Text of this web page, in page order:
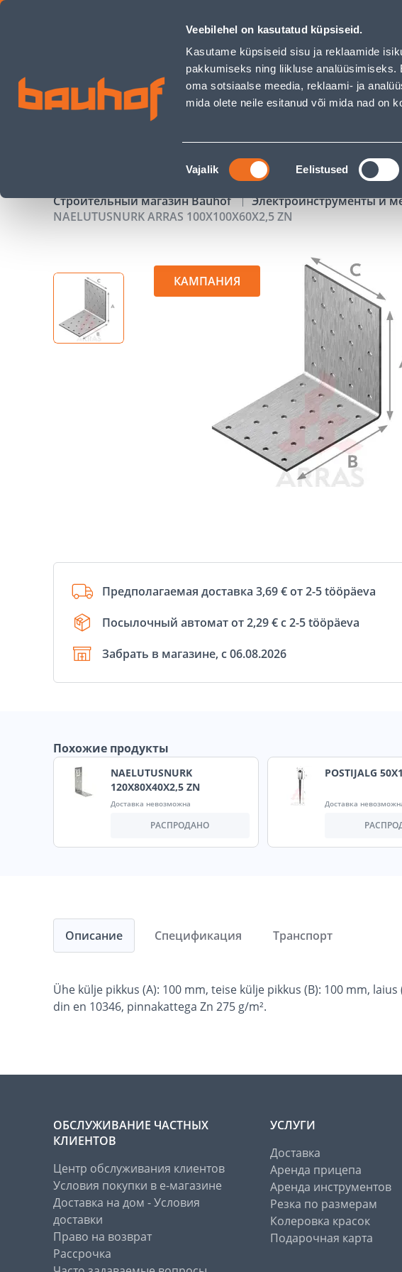
Veebilehel on kasutatud küpsiseid.
Kasutame küpsiseid sisu ja reklaamide
pakkumiseks ning liikluse
oma sotsiaalse meedia, reklaami- ja
mida olete neile esitanud või mida nad on
Nõusoleku
valik
Vajalik Eelistused
NAELUTUSNURK ARRAS 100X100X60X2,5 ZN - Bauhof has loaded
Обслуживание бизнес-клиентов Обслуживание
АКЦИИ КАТАЛОГИ
Строительный магазин Bauhof Электроинструменты и
NAELUTUSNURK ARRAS 100X100X60X2,5 ZN
КАМПАНИЯ
Предполагаемая доставка 3,69 € от 2-5 tööpäeva
Посылочный автомат от 2,29 € с 2-5 tööpäeva
Забрать в магазине, с 06.08.2026
Похожие продукты
NAELUTUSNURK
120X80X40X2,5 ZN
Доставка невозможна
РАСПРОДАНО
POSTIJALG
Доставка
Описание
Ühe külje pikkus (A): 100 mm, teise külje pikkus (B): 100 mm,
din en 10346, pinnakattega Zn 275 g/m².
Спецификация Транспорт
ОБСЛУЖИВАНИЕ ЧАСТНЫХ
КЛИЕНТОВ
Центр обслуживания клиентов
Условия покупки в е-магазине
Доставка на дом - Условия
доставки
Право на возврат
Рассрочка
УСЛУГИ
Доставка
Аренда прицепа
Аренда инструментов
Резка по размерам
Колеровка красок
Подарочная карта